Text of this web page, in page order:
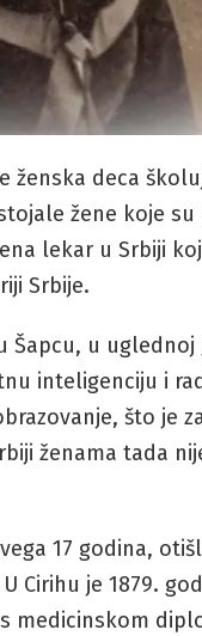
ženska deca
žene koje
lekar u Srbiji
Srbije.
Šapcu, u
inteligenciju i
što je
ženama tada
17 godina,
Cirihu je 1879.
medicinskom